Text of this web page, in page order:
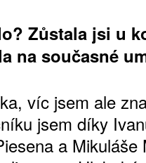
Zůstala jsi u
na současné
víc jsem ale
jsem díky
a Mikuláše